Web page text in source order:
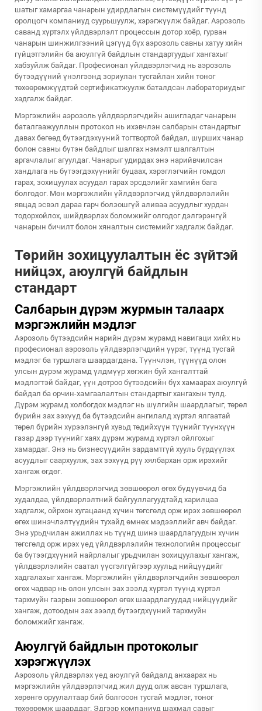
шатыг хамаргаа чанарын удирдлагын системүүдийг түүнд
оролцогч компаниуд суурьшуулж, хэрэгжүүлж байдаг. Аэрозоль
саванд хүртэлх үйлдвэрлэлт процессын дотор хоёр, гурван
чанарын шинжилгээний цэгүүд бүх аэрозоль савны хатуу хийн
гүйцэтгэлийн ба аюулгүй байдлын стандартуудыг хангахыг
хабзуйлж байдаг. Професионал үйлдвэрлэгчид нь аэрозоль
бүтээдүүний үнэлгээнд зориулан тусгайлан хийн тоног
төхөөрөмжүүдтэй сертификатжуулж баталдсан лабораториудыг
хадгалж байдаг.
Мэргэжлийн аэрозоль үйлдвэрлэгчдийн ашигладаг чанарын
баталгаажууллын протокол нь ихэвчлэн салбарын стандартыг
давах бөгөөд бүтээгдэхүүний тогтвортой байдал, шүрших чанар
болон савны бүтэн байдлыг шалгах нэмэлт шалгалтын
аргачлалыг агуулдаг. Чанарыг удирдах энэ нарийвчилсан
хандлага нь бүтээгдэхүүнийг буцаах, хэрэглэгчийн гомдол
гарах, зохицуулах асуудал гарах эрсдэлийг хамгийн бага
болгодог. Мөн мэргэжлийн үйлдвэрлэгчид үйлдвэрлэлийн
явцад эсвэл дараа гарч болзошгүй аливаа асуудлыг хурдан
тодорхойлох, шийдвэрлэх боломжийг олгодог дэлгэрэнгүй
чанарын бичилт болон хяналтын системийг хадгалж байдаг.
Төрийн зохицуулалтын ёс зүйтэй
нийцэх, аюулгүй байдлын
стандарт
Салбарын дүрэм журмын талаарх
мэргэжлийн мэдлэг
Аэрозоль бүтээдсийн нарийн дүрэм журамд навигаци хийх нь
професионал аэрозоль үйлдвэрлэгчдийн үүрэг, түүнд тусгай
мэдлэг ба туршлага шаардагдана. Түүнчлэн, түүнүүд олон
улсын дүрэм журамд үлдмүүр хөгжин буй хангалттай
мэдлэгтэй байдаг, үүн дотроо бүтээдсийн бүх хамаарах аюулгүй
байдал ба орчин-хамгаалалтын стандартыг хангахын тулд.
Дүрэм журамд холбогдох мэдлэг нь шүлгийн шаардлагыг, төрөл
бүрийн зах зэхүүд ба бүтээдсийн ангилалд хүртэл ялгаатай
төрөл бүрийн хүрээлэнгүй хувьд төдийхүүн түүнийг түүнхүүн
газар дээр түүнийг хаях дүрэм журамд хүртэл ойлгохыг
хамардаг. Энэ нь бизнесүүдийн зардамтгүй хууль бүрдүүлэх
асуудлыг саархуулж, зах зэхүүд рүү хялбархан орж ирэхийг
хангаж өгдөг.
Мэргэжлийн үйлдвэрлэгчид зөвшөөрөл өгөх бүдүүвчид ба
худалдаа, үйлдвэрлэлтний байгууллагуудтайд харилцаа
хадгалж, ойрхон хугацаанд хүчин төгсгөлд орж ирэх зөвшөөрөл
өгөх шинэчлэлтүүдийн тухайд өмнөх мэдээллийг авч байдаг.
Энэ урьдчилан ажиллах нь түүнд шинэ шаардлагуудын хүчин
төгсгөлд орж ирэх үед үйлдвэрлэлийн технологийн процессыг
ба бүтээгдхүүний найрлалыг урьдчилан зохицуулахыг хангаж,
үйлдвэрлэлийн саатал үүсгэлгүйгээр хуульд нийцүүдийг
хадгалахыг хангаж. Мэргэжлийн үйлдвэрлэгчдийн зөвшөөрөл
өгөх чадвар нь олон улсын зах зээлд хүртэл түүнд хүртэл
тархмуйн газрын зөвшөөрөл өгөх шаардлагуудад нийцүүдийг
хангаж, дотоодын зах зээлд бүтээгдхүүний тархмуйн
боломжийг хангаж.
Аюулгүй байдлын протоколыг
хэрэгжүүлэх
Аэрозоль үйлдвэрлэх үед аюулгүй байдалд анхаарах нь
мэргэжлийн үйлдвэрлэгчид жил дууд олж авсан туршлага,
хөрөнгө оруулалтаар бий болгосон тусгай мэдлэг, тоног
төхөөрөмж шаарддаг. Эдгээр компаниуд шахмал савыг